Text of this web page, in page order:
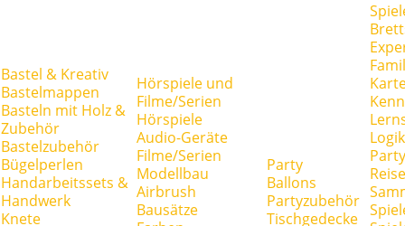
Bastel & Kreativ
Bastelmappen
Basteln mit Holz &
Zubehör
Bastelzubehör
Bügelperlen
Handarbeitssets &
Handwerk
Knete
Hörspiele und
Filme/Serien
Hörspiele
Audio-Geräte
Filme/Serien
Modellbau
Airbrush
Bausätze
Party
Ballons
Partyzubehör
Tischgedecke